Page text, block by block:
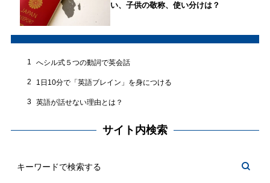
い、子供の敬称、使い分けは？
1 へシル式５つの動詞で英会話
2 1日10分で「英語ブレイン」を身につける
3 英語が話せない理由とは？
サイト内検索